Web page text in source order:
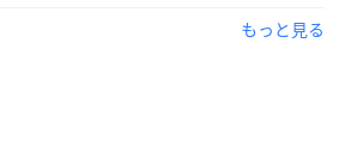
もっと見る